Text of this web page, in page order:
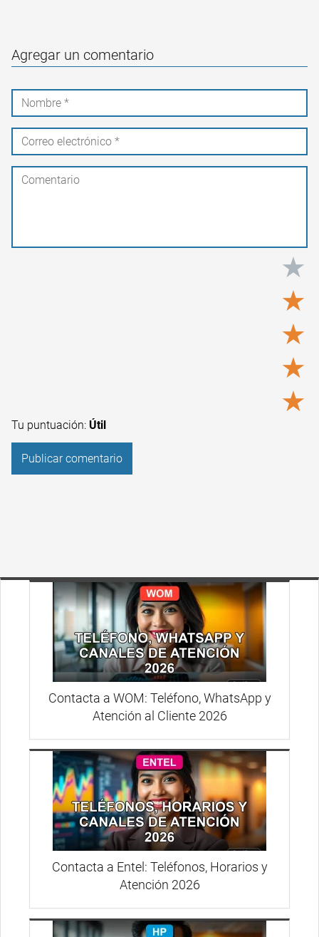
Agregar un comentario
★
★
★
★
★
Tu puntuación: Útil
Contacta a WOM: Teléfono, WhatsApp y
Atención al Cliente 2026
Contacta a Entel: Teléfonos, Horarios y
Atención 2026